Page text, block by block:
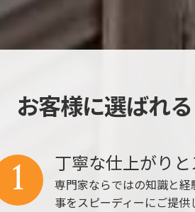
お客様に選ばれ
丁寧な仕上がりと
専門家ならではの知識と
事をスピーディーにご提供
1